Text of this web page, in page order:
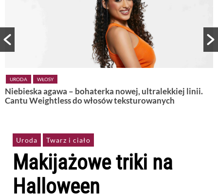
URODA WŁOSY
Niebieska agawa – bohaterka nowej, ultralekkiej linii.
Cantu Weightless do włosów teksturowanych
Uroda Twarz i ciało
Makijażowe triki na
Halloween